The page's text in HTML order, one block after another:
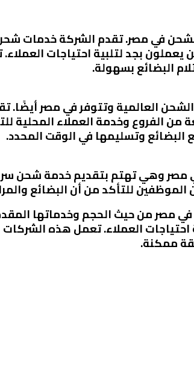
في مصر. تقدم الشركة خدمات
يعملون بجد لتلبية احتياجات
البضائع بسهولة.
العالمية وتتوفر في مصر أيضًا.
وخدمة العملاء المحلية
البضائع وتسليمها في الوقت المحدد.
وهي تهتم بتقديم خدمة شحن
للتأكد من أن البضائع
مصر من حيث الحجم وخدماتها
احتياجات العملاء. تعمل هذه
ممكنة.